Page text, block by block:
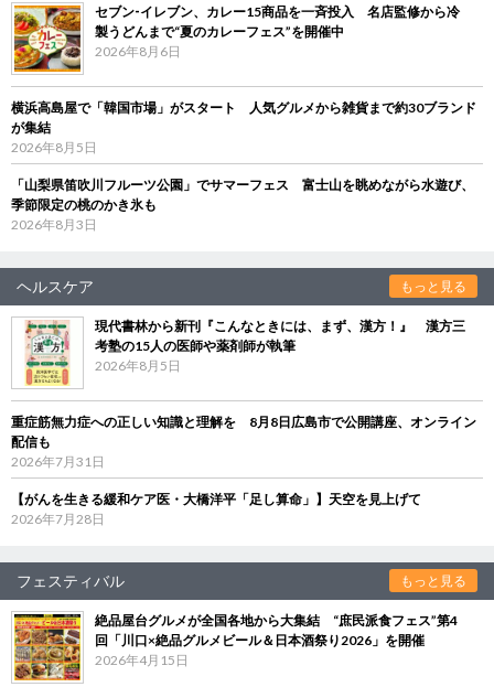
セブン‐イレブン、カレー15商品を一斉投入 名店監修から冷
製うどんまで“夏のカレーフェス”を開催中
2026年8月6日
横浜高島屋で「韓国市場」がスタート 人気グルメから雑貨まで約30ブランド
が集結
2026年8月5日
「山梨県笛吹川フルーツ公園」でサマーフェス 富士山を眺めながら水遊び、
季節限定の桃のかき氷も
2026年8月3日
ヘルスケア もっと見る
現代書林から新刊『こんなときには、まず、漢方！』 漢方三
考塾の15人の医師や薬剤師が執筆
2026年8月5日
重症筋無力症への正しい知識と理解を 8月8日広島市で公開講座、オンライン
配信も
2026年7月31日
【がんを生きる緩和ケア医・大橋洋平「足し算命」】天空を見上げて
2026年7月28日
フェスティバル もっと見る
絶品屋台グルメが全国各地から大集結 “庶民派食フェス”第4
回「川口×絶品グルメビール＆日本酒祭り2026」を開催
2026年4月15日